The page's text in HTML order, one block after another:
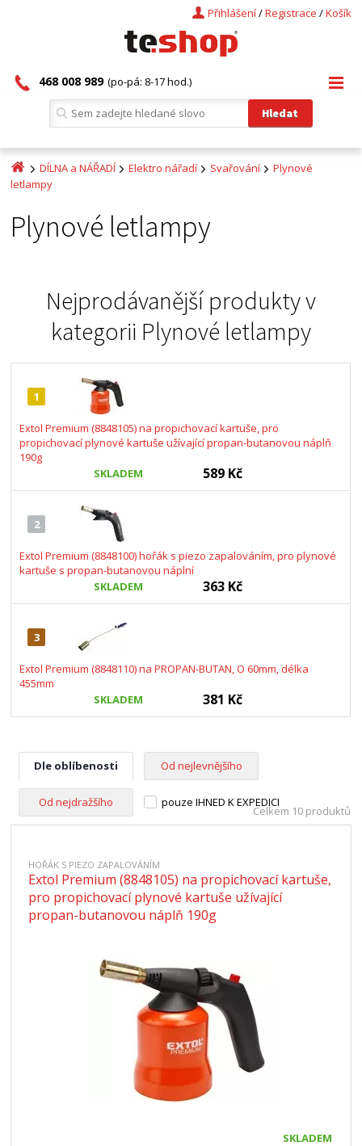
Košík
/
Registrace
/
Přihlášení
468 008 989 (po-pá: 8-17 hod.)
DÍLNA a NÁŘADÍ Elektro nářadí Svařování
Plynové
letlampy
Plynové letlampy
Nejprodávanější produkty v
kategorii Plynové letlampy
1
Extol Premium (8848105) na propichovací kartuše, pro
propichovací plynové kartuše užívající propan-butanovou náplň
190g
SKLADEM
589 Kč
2
Extol Premium (8848100) hořák s piezo zapalováním, pro plynové
kartuše s propan-butanovou náplní
SKLADEM
363 Kč
3
Extol Premium (8848110) na PROPAN-BUTAN, O 60mm, délka
455mm
SKLADEM
381 Kč
Dle oblíbenosti Od nejlevnějšího
Od nejdražšího pouze IHNED K EXPEDICI
Celkem 10 produktů
HOŘÁK S PIEZO ZAPALOVÁNÍM
Extol Premium (8848105) na propichovací kartuše,
pro propichovací plynové kartuše užívající
propan-butanovou náplň 190g
SKLADEM